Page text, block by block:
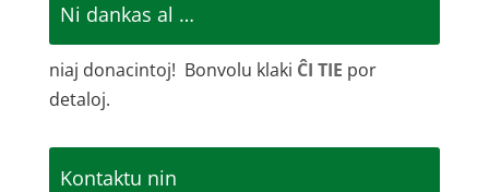
Ni dankas al …
niaj donacintoj! Bonvolu klaki ĈI TIE por
detaloj.
Kontaktu nin